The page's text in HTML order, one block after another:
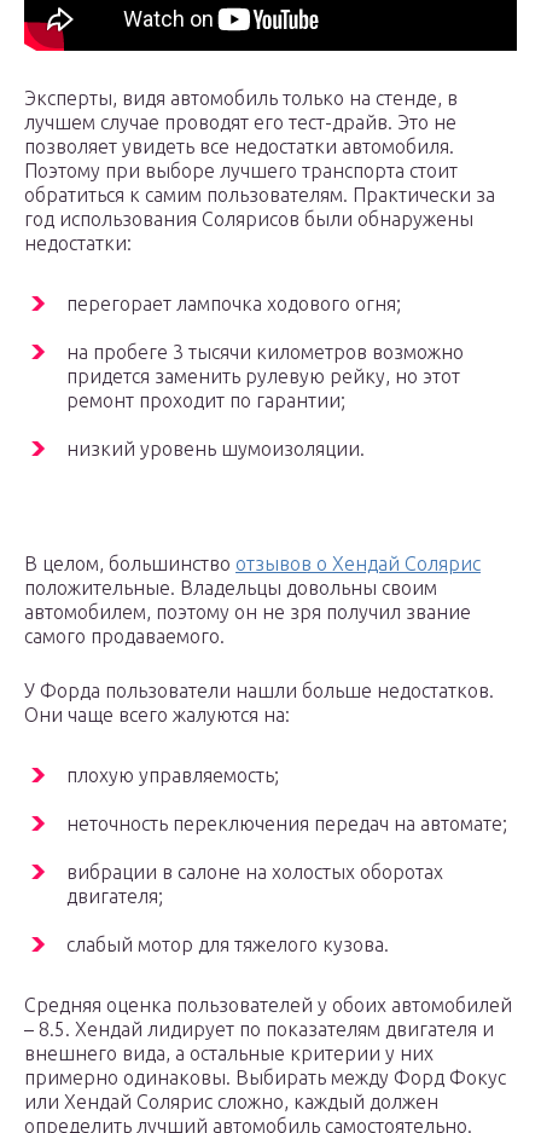
Эксперты, видя автомобиль только на стенде, в
лучшем случае проводят его тест-драйв. Это не
позволяет увидеть все недостатки автомобиля.
Поэтому при выборе лучшего транспорта стоит
обратиться к самим пользователям. Практически за
год использования Солярисов были обнаружены
недостатки:
перегорает лампочка ходового огня;
на пробеге 3 тысячи километров возможно
придется заменить рулевую рейку, но этот
ремонт проходит по гарантии;
низкий уровень шумоизоляции.
В целом, большинство отзывов о Хендай Солярис
положительные. Владельцы довольны своим
автомобилем, поэтому он не зря получил звание
самого продаваемого.
У Форда пользователи нашли больше недостатков.
Они чаще всего жалуются на:
плохую управляемость;
неточность переключения передач на автомате;
вибрации в салоне на холостых оборотах
двигателя;
слабый мотор для тяжелого кузова.
Средняя оценка пользователей у обоих автомобилей
– 8.5. Хендай лидирует по показателям двигателя и
внешнего вида, а остальные критерии у них
примерно одинаковы. Выбирать между Форд Фокус
или Хендай Солярис сложно, каждый должен
определить лучший автомобиль самостоятельно.